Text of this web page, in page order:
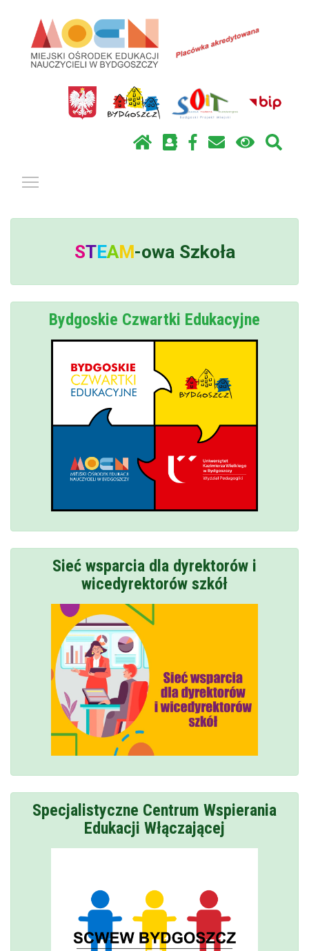
STEAM-owa Szkoła
Bydgoskie Czwartki Edukacyjne
Sieć wsparcia dla dyrektorów i
wicedyrektorów szkół
Specjalistyczne Centrum Wspierania
Edukacji Włączającej